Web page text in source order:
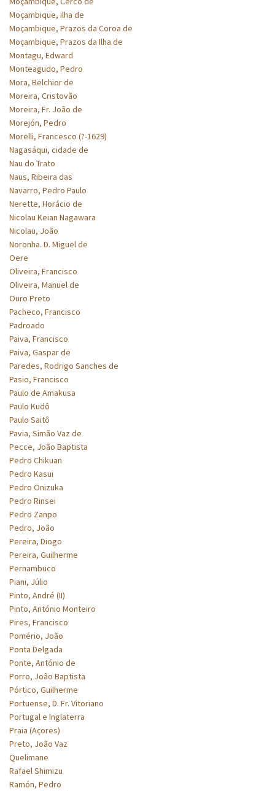
Moçambique, ilha de
Moçambique, Prazos da Coroa de
Moçambique, Prazos da Ilha de
Montagu, Edward
Monteagudo, Pedro
Mora, Belchior de
Moreira, Cristovão
Moreira, Fr. João de
Morejón, Pedro
Morelli, Francesco (?-1629)
Nagasáqui, cidade de
Nau do Trato
Naus, Ribeira das
Navarro, Pedro Paulo
Nerette, Horácio de
Nicolau Keian Nagawara
Nicolau, João
Noronha. D. Miguel de
Oere
Oliveira, Francisco
Oliveira, Manuel de
Ouro Preto
Pacheco, Francisco
Padroado
Paiva, Francisco
Paiva, Gaspar de
Paredes, Rodrigo Sanches de
Pasio, Francisco
Paulo de Amakusa
Paulo Kudô
Paulo Saitô
Pavia, Simão Vaz de
Pecce, João Baptista
Pedro Chikuan
Pedro Kasui
Pedro Onizuka
Pedro Rinsei
Pedro Zanpo
Pedro, João
Pereira, Diogo
Pereira, Guilherme
Pernambuco
Piani, Júlio
Pinto, André (II)
Pinto, António Monteiro
Pires, Francisco
Pomério, João
Ponta Delgada
Ponte, António de
Porro, João Baptista
Pórtico, Guilherme
Portuense, D. Fr. Vitoriano
Portugal e Inglaterra
Praia (Açores)
Preto, João Vaz
Quelimane
Rafael Shimizu
Ramón, Pedro